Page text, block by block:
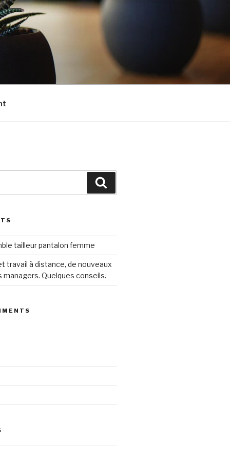
tailleur pantalon femme
travail à distance, de nouveaux
managers. Quelques conseils.